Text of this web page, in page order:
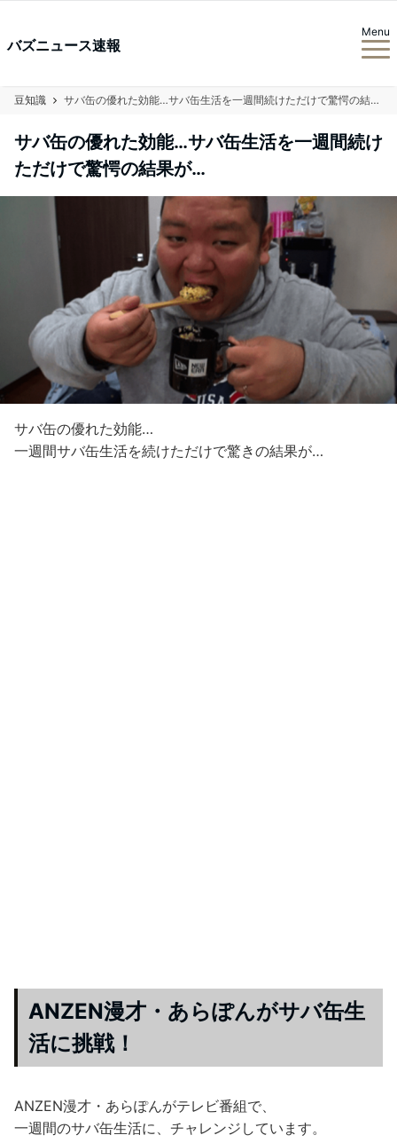
バズニュース速報
Menu
豆知識 サバ缶の優れた効能…サバ缶生活を一週間続けただけで驚愕の結果が…
サバ缶の優れた効能…サバ缶生活を一週間続け
ただけで驚愕の結果が…
サバ缶の優れた効能…
一週間サバ缶生活を続けただけで驚きの結果が…
ANZEN漫才・あらぽんがサバ缶生
活に挑戦！
ANZEN漫才・あらぽんがテレビ番組で、
一週間のサバ缶生活に、チャレンジしています。